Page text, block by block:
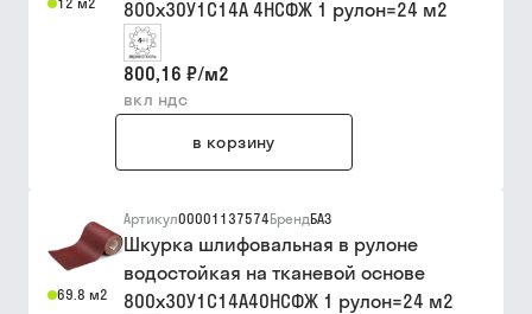
800х30У1С14А 4НСФЖ 1 рулон=24 м2
800,16 ₽/м2
вкл ндс
в корзину
69.8 м2
Артикул00001137574БрендБАЗ
Шкурка шлифовальная в рулоне
водостойкая на тканевой основе
800х30У1С14А40НСФЖ 1 рулон=24 м2